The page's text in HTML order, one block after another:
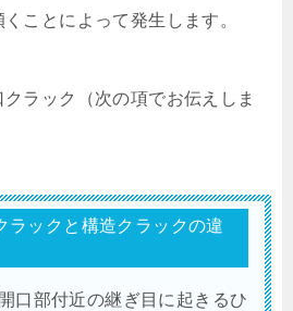
ことによって発生します。
ラック（次の項でお伝えしま
ラックと構造クラックの違
口部付近の継ぎ目に起きるひ